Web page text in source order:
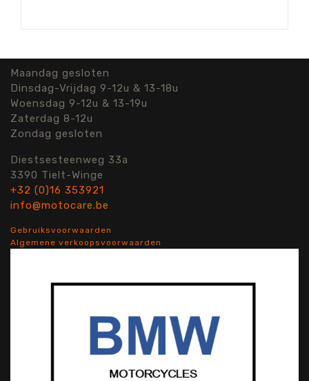
Maandag gesloten
Dinsdag-Vrijdag 9-12u & 13-18u
Woensdag 9-12u & 13-19u
Zaterdag 8-12u
Zondag gesloten
Diestsesteenweg 33a
3390 Tielt-Winge
+32 (0)16 353921
info@motocare.be
Gebruiksvoorwaarden
Algemene verkoopsvoorwaarden